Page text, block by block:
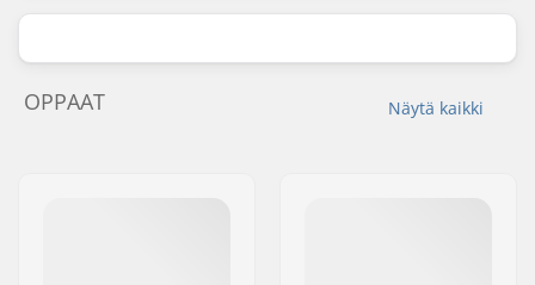
Näytä kaikki
OPPAAT